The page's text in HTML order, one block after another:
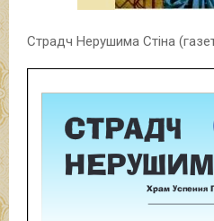
Страдч Нерушима Стіна